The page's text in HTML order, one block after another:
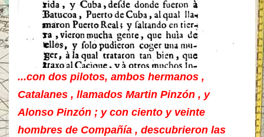
...con dos pilotos, ambos hermanos ,
Catalanes , llamados Martin Pinzón , y
Alonso Pinzón ; y con ciento y veinte
hombres de Compañía , descubrieron las